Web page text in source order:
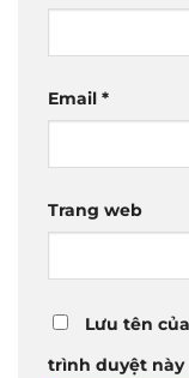
Email *
Trang web
Lưu tên
trình duyệt này